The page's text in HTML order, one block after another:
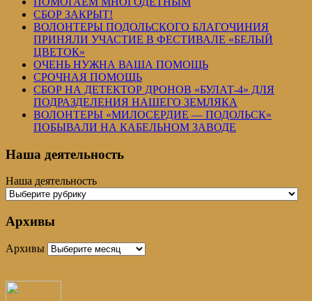
СБОР ЗАКРЫТ!
ВОЛОНТЕРЫ ПОДОЛЬСКОГО БЛАГОЧИНИЯ
ПРИНЯЛИ УЧАСТИЕ В ФЕСТИВАЛЕ «БЕЛЫЙ
ЦВЕТОК»
ОЧЕНЬ НУЖНА ВАША ПОМОЩЬ
СРОЧНАЯ ПОМОЩЬ
СБОР НА ДЕТЕКТОР ДРОНОВ «БУЛАТ-4» ДЛЯ
ПОДРАЗДЕЛЕНИЯ НАШЕГО ЗЕМЛЯКА
ВОЛОНТЕРЫ «МИЛОСЕРДИЕ — ПОДОЛЬСК»
ПОБЫВАЛИ НА КАБЕЛЬНОМ ЗАВОДЕ
Наша деятельность
Наша деятельность
Архивы
Архивы